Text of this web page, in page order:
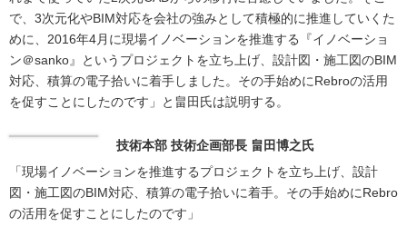
で、3次元化やBIM対応を会社の強みとして積極的に推進していくた
めに、2016年4月に現場イノベーションを推進する『イノベーショ
ン＠sanko』というプロジェクトを立ち上げ、設計図・施工図のBIM
対応、積算の電子拾いに着手しました。その手始めにRebroの活用
を促すことにしたのです」と畠田氏は説明する。
技術本部 技術企画部長 畠田博之氏
「現場イノベーションを推進するプロジェクトを立ち上げ、設計
図・施工図のBIM対応、積算の電子拾いに着手。その手始めにRebro
の活用を促すことにしたのです」